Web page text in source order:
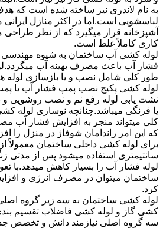
به نام لاندری نیز ساخته شده است که
لباسشویی است.اما در اکثر منازل
آشپزخانه قرار میگیرد که از نظر
کاری کاملاً غلط است.
لوله کشی آب ساختمان به شیوه مهندسی
فشار آب باعث مصرف بهینه آب
طور کلی شامل نصب و یا بازسازی لوله
لوله کشی پکیج نصب پمپ فشار آب یا
نشت یابی لوله رفع نم و نصب روشویی و
یا فرنگی میباشد.چنانچه نوسازی لوله
کلی میتواند منجر به افزایش فشار آب
که این امر راندامان شوفاژ در منزل را
سانتیمتری استفاده میشود پس از مدتی
لوله فشار آب را بسیار کاهش میدهد.با
ساختمان میتوان در مصرف انرژی و
کرد.
لوله کشی ساختمان به سه زیر گروه
کشی گاز و لوله کشی فاضلاب تقسیم
سه گروه اصلی نیازمند دانش و تخصص